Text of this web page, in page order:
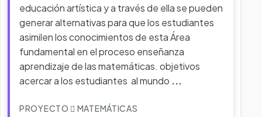
educación artística y a través de ella se pueden
generar alternativas para que los estudiantes
asimilen los conocimientos de esta Área
fundamental en el proceso enseñanza
aprendizaje de las matemáticas. objetivos
acercar a los estudiantes al mundo ...
PROYECTO MATEMÁTICAS